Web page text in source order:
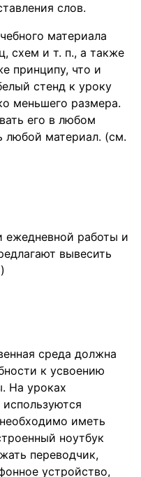
слов.
материала
схем и т. п., а также
принципу, что и
стенд к уроку
меньшего размера.
его в любом
любой материал. (см.
ежедневной работы и
вывесить
среда должна
к усвоению
На уроках
иметь
ноутбук
переводчик,
устройство,